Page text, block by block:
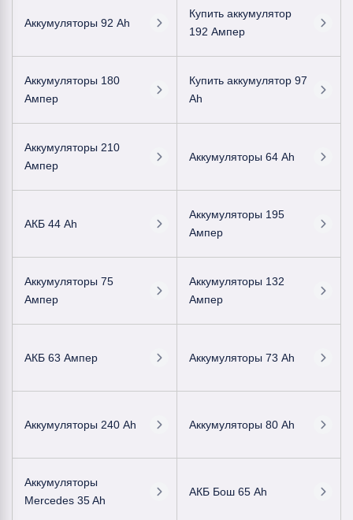
Аккумуляторы 92 Ah
Купить аккумулятор
192 Ампер
Аккумуляторы 180
Ампер
Купить аккумулятор 97
Ah
Аккумуляторы 210
Ампер
Аккумуляторы 64 Ah
АКБ 44 Ah
Аккумуляторы 195
Ампер
Аккумуляторы 75
Ампер
Аккумуляторы 132
Ампер
АКБ 63 Ампер Аккумуляторы 73 Ah
Аккумуляторы 240 Ah Аккумуляторы 80 Ah
Аккумуляторы
Mercedes 35 Ah
АКБ Бош 65 Ah